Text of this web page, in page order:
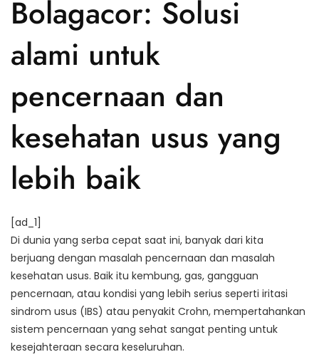
Bolagacor: Solusi
alami untuk
pencernaan dan
kesehatan usus yang
lebih baik
[ad_1]
Di dunia yang serba cepat saat ini, banyak dari kita
berjuang dengan masalah pencernaan dan masalah
kesehatan usus. Baik itu kembung, gas, gangguan
pencernaan, atau kondisi yang lebih serius seperti iritasi
sindrom usus (IBS) atau penyakit Crohn, mempertahankan
sistem pencernaan yang sehat sangat penting untuk
kesejahteraan secara keseluruhan.